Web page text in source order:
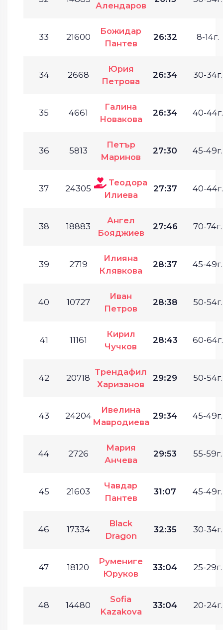
Алендаров
33 21600
Божидар
Пантев
26:32 8-14г.
34 2668
Юрия
Петрова
26:34 30-34г.
35 4661
Галина
Новакова
26:34 40-44г.
36 5813
Петър
Маринов
27:30 45-49г.
37 24305
Теодора
Илиева
27:37 40-44г.
38 18883
Ангел
Бояджиев
27:46 70-74г.
39 2719
Илияна
Клявкова
28:37 45-49г.
40 10727
Иван
Петров
28:38 50-54г.
41 11161
Кирил
Чучков
28:43 60-64г.
42 20718
Трендафил
Харизанов
29:29 50-54г.
43 24204
Ивелина
Мавродиева
29:34 45-49г.
44 2726
Мария
Анчева
29:53 55-59г.
45 21603
Чавдар
Пантев
31:07 45-49г.
46 17334
Black
Dragon
32:35 30-34г.
47 18120
Румениге
Юруков
33:04 25-29г.
48 14480
Sofia
Kazakova
33:04 20-24г.